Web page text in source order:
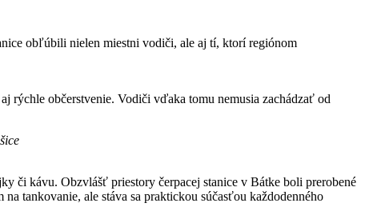
obľúbili nielen miestni vodiči, ale aj tí, ktorí regiónom
rýchle občerstvenie. Vodiči vďaka tomu nemusia zachádzať od
či kávu. Obzvlášť priestory čerpacej stanice v Bátke boli prerobené
tankovanie, ale stáva sa praktickou súčasťou každodenného